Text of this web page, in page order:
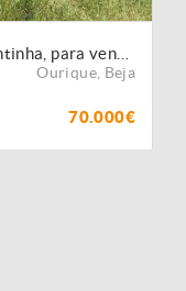
Ourique, Beja
70.000€